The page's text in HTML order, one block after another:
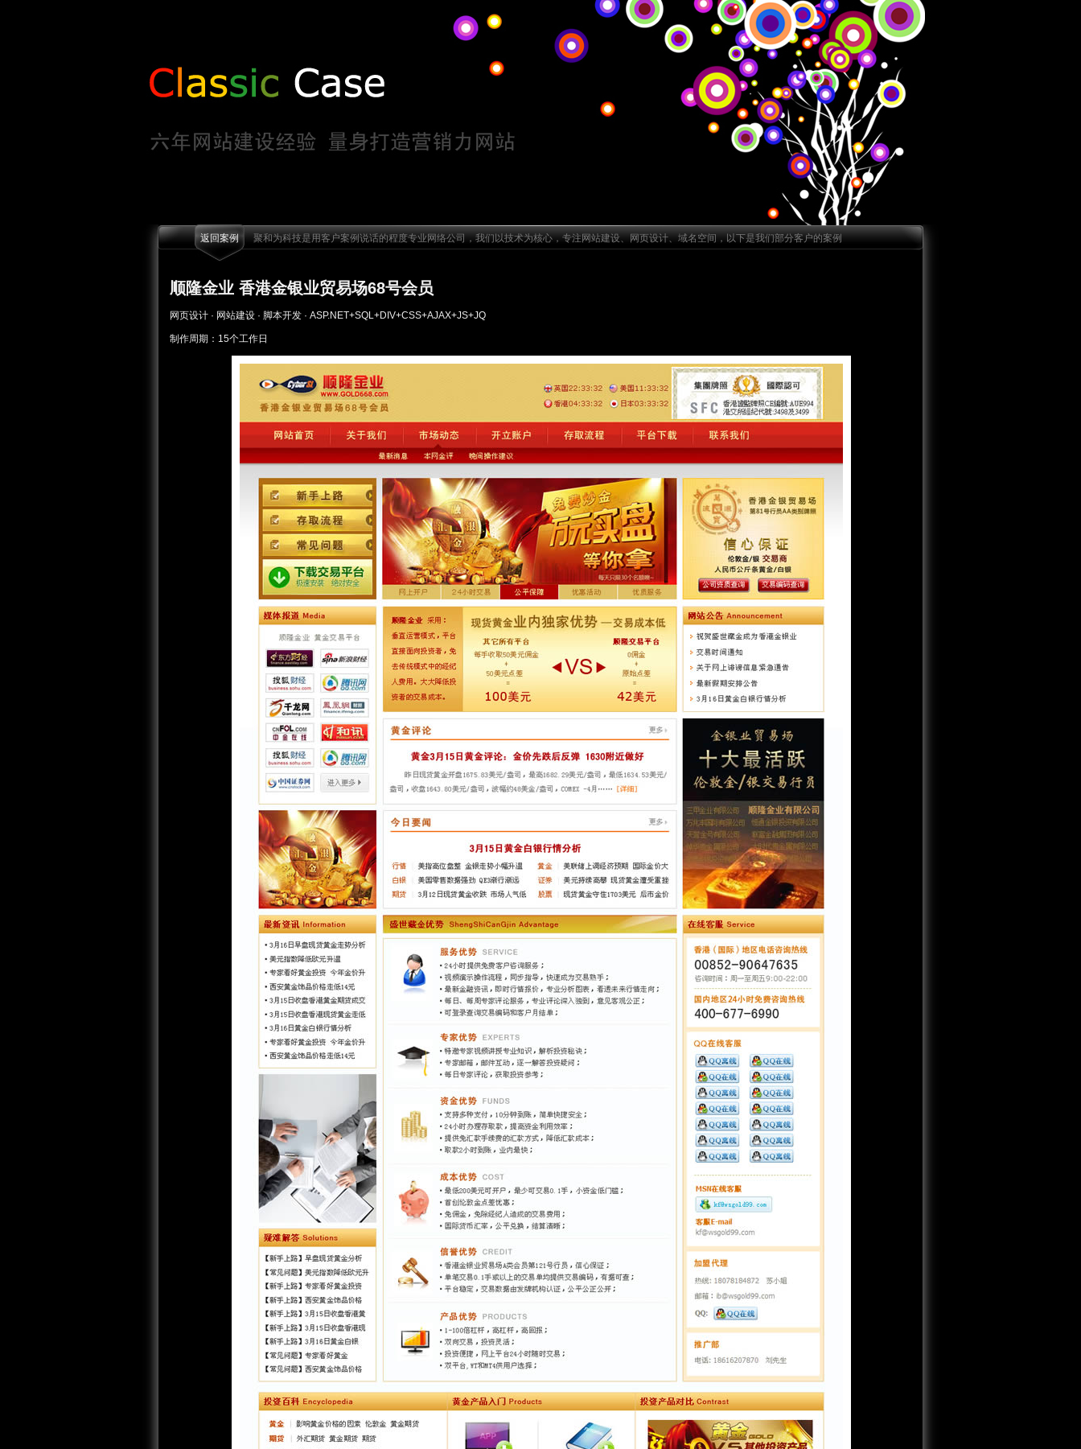
返回案例聚和为科技是用客户案例说话的程度专业网络公司，我们以技术为核心，专注网站建设、网页设计、域名空间，以下是我们部分客户的案例
顺隆金业 香港金银业贸易场68号会员
网页设计 · 网站建设 · 脚本开发 · ASP.NET+SQL+DIV+CSS+AJAX+JS+JQ
制作周期：15个工作日